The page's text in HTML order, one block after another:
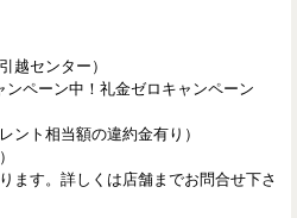
越センター）
ペーン中！礼金ゼロキャンペーン
ント相当額の違約金有り）
ます。詳しくは店舗までお問合せ下さ